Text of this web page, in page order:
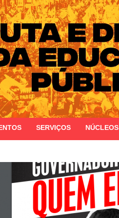
Estado do Rio Grande do Sul
SERVIÇOS NÚCLEOS